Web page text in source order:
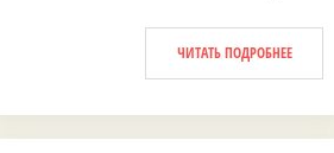
ЧИТАТЬ ПОДРОБНЕЕ